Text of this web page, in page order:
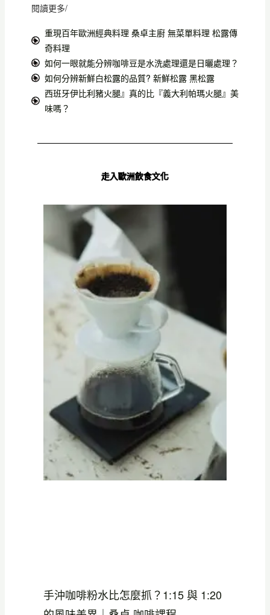
閱讀更多/
重現百年歐洲經典料理 桑卓主廚 無菜單料理 松露傳
奇料理
如何一眼就能分辨咖啡豆是水洗處理還是日曬處理？
如何分辨新鮮白松露的品質? 新鮮松露 黑松露
西班牙伊比利豬火腿』真的比『義大利帕瑪火腿』美
味嗎？
走入歐洲飲食文化
手沖咖啡粉水比怎麼抓？1:15 與 1:20